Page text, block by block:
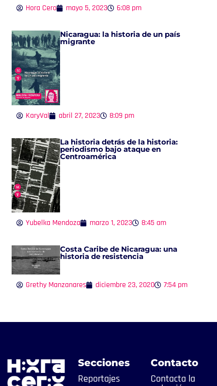
Hora Cero mayo 5, 2023 6:08 pm
Nicaragua: la historia de un país
migrante
KaryVal abril 27, 2023 8:09 pm
La historia detrás de la historia:
periodismo bajo ataque en
Centroamérica
Yubelka Mendoza marzo 1, 2023 8:45 am
Costa Caribe de Nicaragua: una
historia de resistencia
Grethy Manzanares diciembre 23, 2020 7:54 pm
Secciones
Reportajes
Contacto
Contacta la